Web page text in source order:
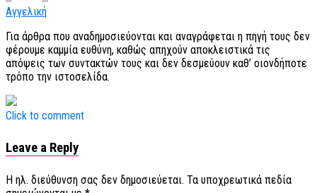
Αγγελική
Για άρθρα που αναδημοσιεύονται και αναγράφεται η πηγή τους δεν
φέρουμε καμμία ευθύνη, καθώς απηχούν αποκλειστικά τις
απόψεις των συντακτών τους και δεν δεσμεύουν καθ’ οιονδήποτε
τρόπο την ιστοσελίδα.
Click to comment
Leave a Reply
Η ηλ. διεύθυνση σας δεν δημοσιεύεται. Τα υποχρεωτικά πεδία